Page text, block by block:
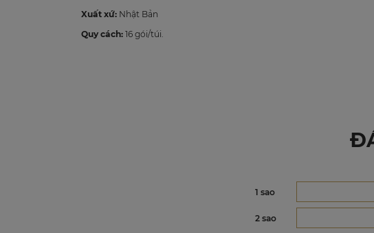
Xuất xứ:Nhật Bản
Quy cách: 16 gói/túi.
1 sao
2 sao